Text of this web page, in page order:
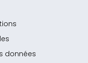
données